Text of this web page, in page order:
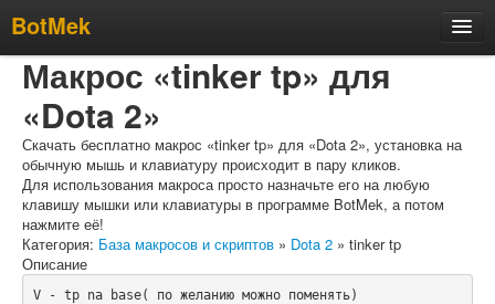
BotMek
Скачать
Обзор
Обновления
Инструкция
Статьи
Бесплатные макросы
Тарифы
Макрос «tinker tp» для
«Dota 2»
Скачать бесплатно макрос «tinker tp» для «Dota 2», установка на
обычную мышь и клавиатуру происходит в пару кликов.
Для использования макроса просто назначьте его на любую
клавишу мышки или клавиатуры в программе BotMek, а потом
нажмите её!
Категория: База макросов и скриптов » Dota 2 » tinker tp
Описание
V - tp na base( по желанию можно поменять)